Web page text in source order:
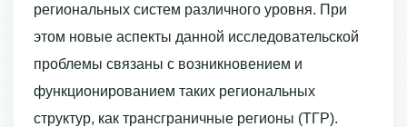
региональных систем различного уровня. При
этом новые аспекты данной исследовательской
проблемы связаны с возникновением и
функционированием таких региональных
структур, как трансграничные регионы (ТГР).